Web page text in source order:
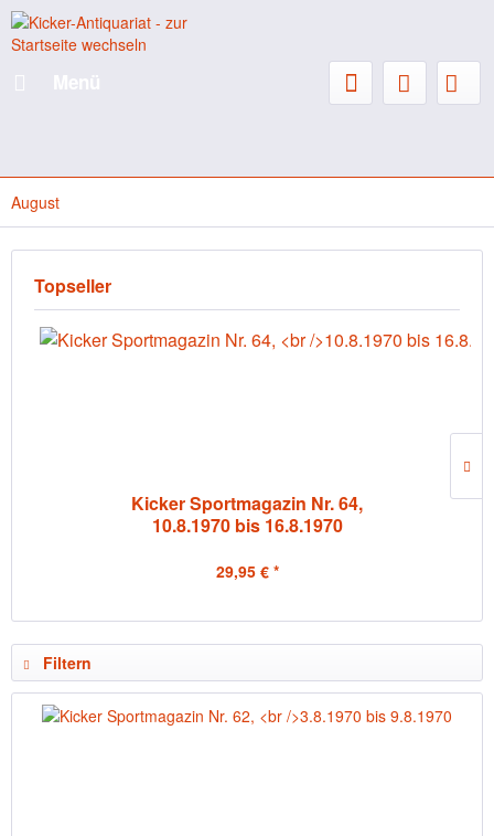
August
Topseller
Kicker Sportmagazin Nr. 64,
10.8.1970 bis 16.8.1970
29,95 € *
Filtern